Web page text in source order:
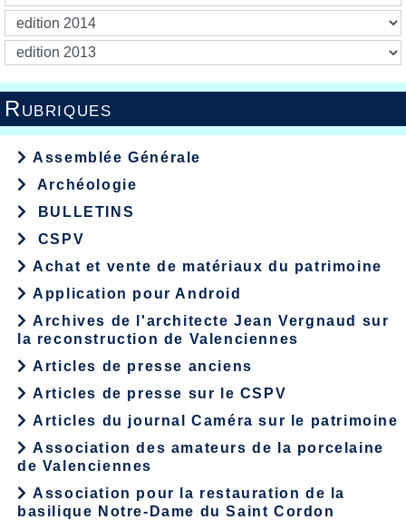
Rubriques
Assemblée Générale
Archéologie
BULLETINS
CSPV
Achat et vente de matériaux du patrimoine
Application pour Android
Archives de l'architecte Jean Vergnaud sur
la reconstruction de Valenciennes
Articles de presse anciens
Articles de presse sur le CSPV
Articles du journal Caméra sur le patrimoine
Association des amateurs de la porcelaine
de Valenciennes
Association pour la restauration de la
basilique Notre-Dame du Saint Cordon